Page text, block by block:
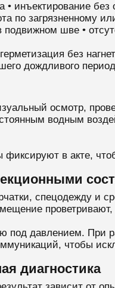
инъектирование
по загрязненному
подвижном шве •
без
дождливого
осмотр,
водным
фиксируют в акте,
спецодежду и
под давлением. При
чтобы
диагностика